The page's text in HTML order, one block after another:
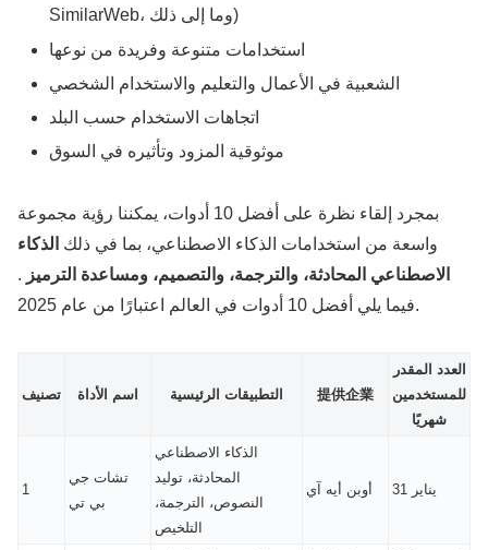
SimilarWeb، وما إلى ذلك)
استخدامات متنوعة وفريدة من نوعها
الشعبية في الأعمال والتعليم والاستخدام الشخصي
اتجاهات الاستخدام حسب البلد
موثوقية المزود وتأثيره في السوق
بمجرد إلقاء نظرة على أفضل 10 أدوات، يمكننا رؤية مجموعة
واسعة من استخدامات الذكاء الاصطناعي، بما في ذلك الذكاء
الاصطناعي المحادثة، والترجمة، والتصميم، ومساعدة الترميز .
فيما يلي أفضل 10 أدوات في العالم اعتبارًا من عام 2025.
تصنيف اسم الأداة التطبيقات الرئيسية 提供企業
العدد المقدر
للمستخدمين
شهريًا
1
تشات جي
بي تي
الذكاء الاصطناعي
المحادثة، توليد
النصوص، الترجمة،
التلخيص
أوبن أيه آي 31 يناير